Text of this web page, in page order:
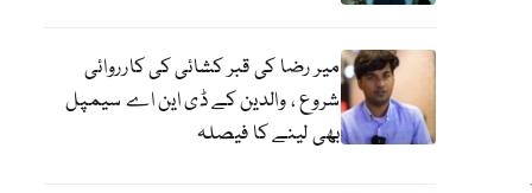
میر رضا کی قبر کشائی کی کارروائی
شروع ، والدین کے ڈی این اے سیمپل
بھی لینے کا فیصلہ